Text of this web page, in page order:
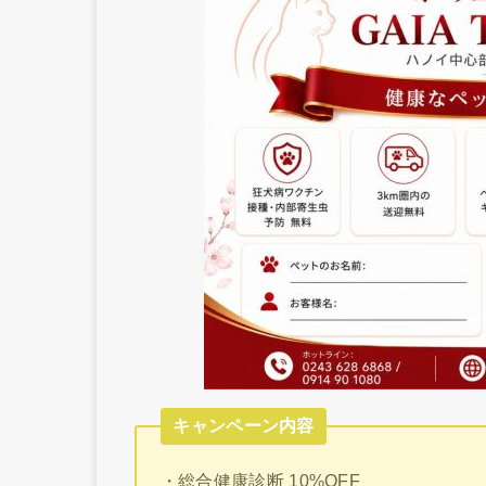
キャンペーン内容
・総合健康診断 10%OFF